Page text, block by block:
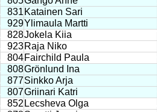
831 Katainen Sari
929Ylimaula Martti
828Jokela Kiia
923 Raja Niko
804 Fairchild Paula
808Grönlund Ina
877Sinkko Arja
807Griinari Katri
852 Lecsheva Olga